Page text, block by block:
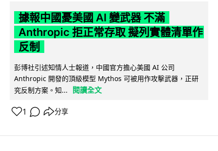
據報中國憂美國 AI 變武器 不滿
Anthropic 拒正常存取 擬列實體清單作
反制
彭博社引述知情人士報道，中國官方擔心美國 AI 公司
Anthropic 開發的頂級模型 Mythos 可被用作攻擊武器，正研
究反制方案。知...
閱讀全文
1 分享